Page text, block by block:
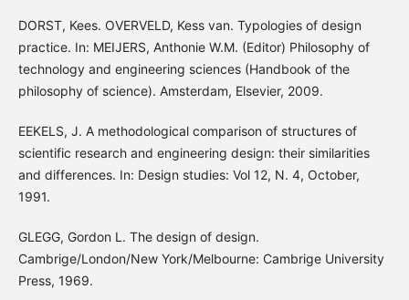
DORST, Kees. OVERVELD, Kess van. Typologies of design
practice. In: MEIJERS, Anthonie W.M. (Editor) Philosophy of
technology and engineering sciences (Handbook of the
philosophy of science). Amsterdam, Elsevier, 2009.
EEKELS, J. A methodological comparison of structures of
scientific research and engineering design: their similarities
and differences. In: Design studies: Vol 12, N. 4, October,
1991.
GLEGG, Gordon L. The design of design.
Cambrige/London/New York/Melbourne: Cambrige University
Press, 1969.